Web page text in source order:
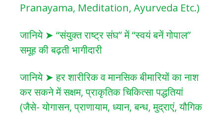
Pranayama, Meditation, Ayurveda Etc.)
जानिये ➤ “संयुक्त राष्ट्र संघ” में “स्वयं बनें गोपाल”
समूह की बढ़ती भागीदारी
जानिये ➤ हर शारीरिक व मानसिक बीमारियों का नाश
कर सकने में सक्षम, प्राकृतिक चिकित्सा पद्धतियां
(जैसे- योगासन, प्राणायाम, ध्यान, बन्ध, मुद्राएं, यौगिक